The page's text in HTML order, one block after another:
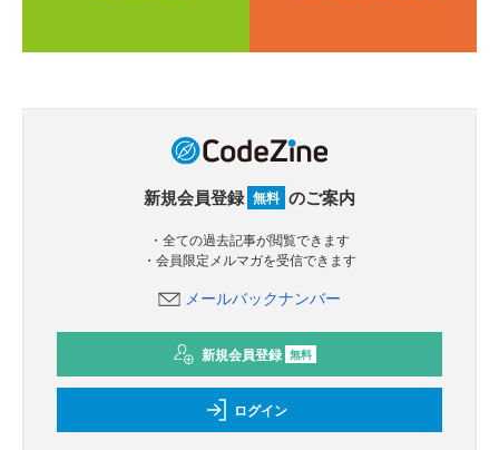
新規会員登録 無料 のご案内
・全ての過去記事が閲覧できます
・会員限定メルマガを受信できます
メールバックナンバー
新規会員登録 無料
ログイン